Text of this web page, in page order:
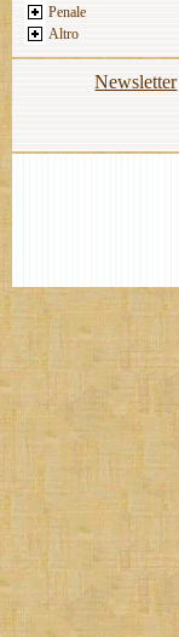
Penale
Altro
Newsletter